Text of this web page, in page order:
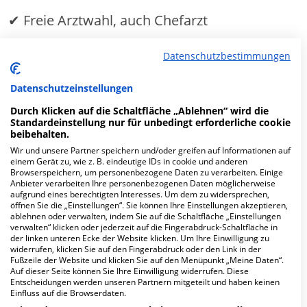
✔ Freie Arztwahl, auch Chefarzt
Ein- oder Zweibettzimmer
MEHR ERFAHREN
Anzeige
Fachabteilungen
Fachabteilung suchen:
Datenschutzbestimmungen
Datenschutzeinstellungen
Durch Klicken auf die Schaltfläche „Ablehnen“ wird die
Standardeinstellung nur für unbedingt erforderliche cookie
beibehalten.
Wir und unsere Partner speichern und/oder greifen auf Informationen auf
einem Gerät zu, wie z. B. eindeutige IDs in cookie und anderen
Browserspeichern, um personenbezogene Daten zu verarbeiten. Einige
Anbieter verarbeiten Ihre personenbezogenen Daten möglicherweise
aufgrund eines berechtigten Interesses. Um dem zu widersprechen,
öffnen Sie die „Einstellungen“. Sie können Ihre Einstellungen akzeptieren,
ablehnen oder verwalten, indem Sie auf die Schaltfläche „Einstellungen
verwalten“ klicken oder jederzeit auf die Fingerabdruck-Schaltfläche in
der linken unteren Ecke der Website klicken. Um Ihre Einwilligung zu
widerrufen, klicken Sie auf den Fingerabdruck oder den Link in der
Fußzeile der Website und klicken Sie auf den Menüpunkt „Meine Daten“.
Auf dieser Seite können Sie Ihre Einwilligung widerrufen. Diese
Entscheidungen werden unseren Partnern mitgeteilt und haben keinen
Einfluss auf die Browserdaten.